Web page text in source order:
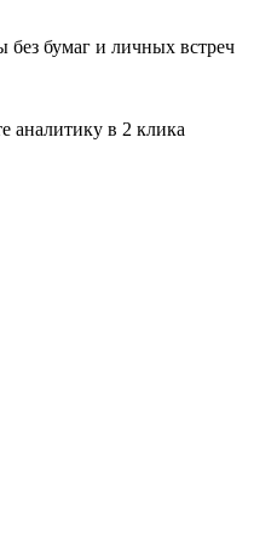
без бумаг и личных встреч
аналитику в 2 клика